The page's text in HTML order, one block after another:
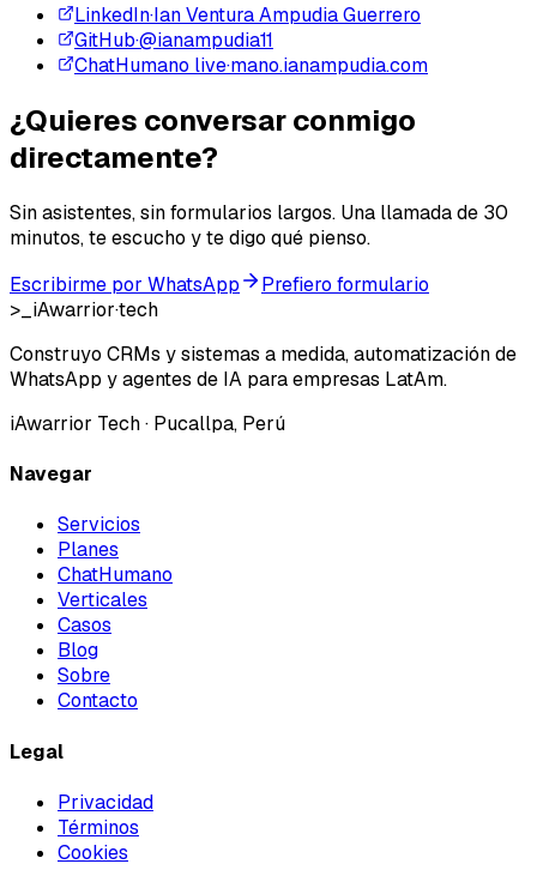
LinkedIn·Ian Ventura Ampudia Guerrero
GitHub·@ianampudia11
ChatHumano live·mano.ianampudia.com
¿Quieres conversar conmigo
directamente?
Sin asistentes, sin formularios largos. Una llamada de 30
minutos, te escucho y te digo qué pienso.
Escribirme por WhatsApp
Prefiero formulario
>_ iAwarrior·tech
Construyo CRMs y sistemas a medida, automatización de
WhatsApp y agentes de IA para empresas LatAm.
iAwarrior Tech· Pucallpa, Perú
Navegar
Servicios
Planes
ChatHumano
Verticales
Casos
Blog
Sobre
Contacto
Legal
Privacidad
Términos
Cookies